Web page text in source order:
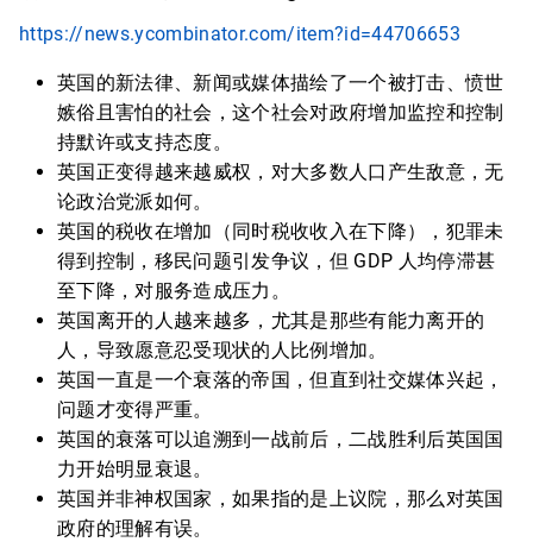
https://news.ycombinator.com/item?id=44706653
英国的新法律、新闻或媒体描绘了一个被打击、愤世
嫉俗且害怕的社会，这个社会对政府增加监控和控制
持默许或支持态度。
英国正变得越来越威权，对大多数人口产生敌意，无
论政治党派如何。
英国的税收在增加（同时税收收入在下降），犯罪未
得到控制，移民问题引发争议，但 GDP 人均停滞甚
至下降，对服务造成压力。
英国离开的人越来越多，尤其是那些有能力离开的
人，导致愿意忍受现状的人比例增加。
英国一直是一个衰落的帝国，但直到社交媒体兴起，
问题才变得严重。
英国的衰落可以追溯到一战前后，二战胜利后英国国
力开始明显衰退。
英国并非神权国家，如果指的是上议院，那么对英国
政府的理解有误。